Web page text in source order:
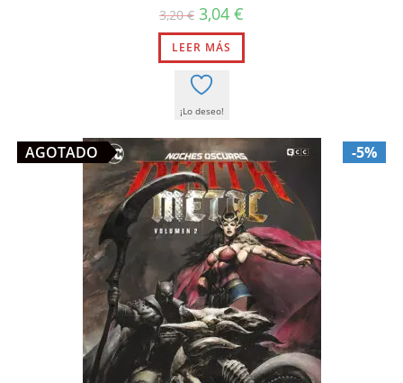
3,20€ El
precio
original
era:
3,20 €.
3,04 €
actual
3,04 €.
LEER MÁS
¡Lo deseo!
-5%
AGOTADO